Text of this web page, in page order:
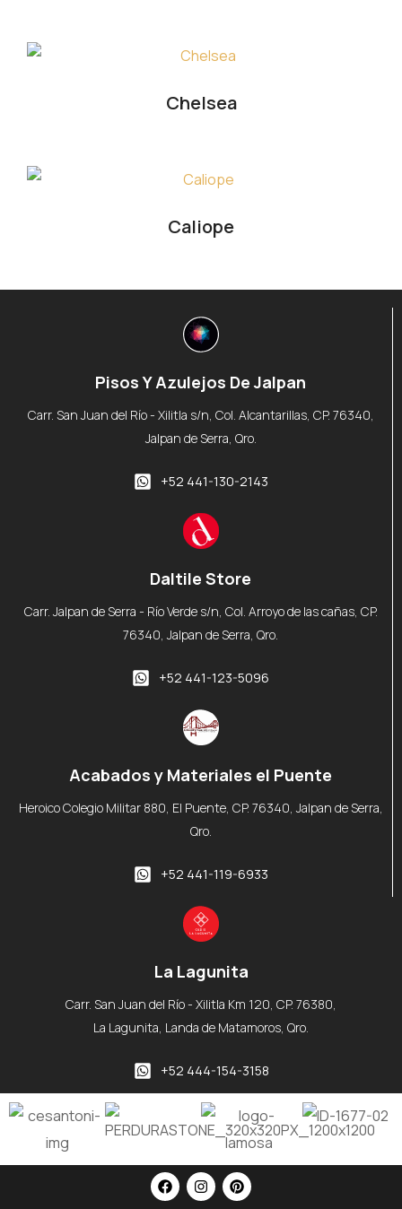
Chelsea
Caliope
Pisos Y Azulejos De Jalpan
Carr. San Juan del Río - Xilitla s/n, Col. Alcantarillas, CP. 76340,
Jalpan de Serra, Qro.
+52 441-130-2143
Daltile Store
Carr. Jalpan de Serra - Río Verde s/n, Col. Arroyo de las cañas, CP.
76340, Jalpan de Serra, Qro.
+52 441-123-5096
Acabados y Materiales el Puente
Heroico Colegio Militar 880, El Puente, CP. 76340, Jalpan de Serra,
Qro.
+52 441-119-6933
La Lagunita
Carr. San Juan del Río - Xilitla Km 120, CP. 76380,
La Lagunita, Landa de Matamoros, Qro.
+52 444-154-3158